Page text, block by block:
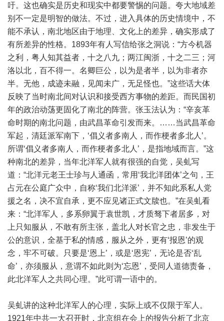
吁。这也确实是历史和现实中都要警惕的问题。夸大地域差
别不一定是明智的做法。不过，进入具体的历史情境中，不
能不承认，南北地区由于地理、文化上的差异，确实形成了
有所差异的性格。1893年有人写信给张之洞说：“方今机器
之利，粤人知其益者，十之八九；两江闽浙，十之二三；河
洛以北，百不得一。名卿巨公，以为是者半，以为非者亦
半。无他，成迹未融，见闻未广，无足怪也。”这些话大体
反映了当时南北间对认识和接受西方事物的差距。而民国初
年的政治动荡更固化了南北的阵营。张玉法认为：“辛亥革
命时期的南北问题，由武昌革命引发而来。……当武昌革命
军起，清廷派军南下，‘倡义者多南人，而作梗者多北人’。
所谓‘倡义者多南人，而作梗者多北人’，是指地域而言。”这
种南北的差异，当年北洋军人就有很强的自觉，吴虬写
道：“北洋元老王士珍与人通函，常用‘我北洋团体’之句，王
占元在公庭广众中，自称‘我们北洋派’，并不知此系私人党
援之名，决不宜自承，更不应见诸正式文牍也。”在吴虬看
来：“北洋军人，多系卵翼于袁世凯，才质驽下者居多，对
上只知服从，不敢有所主张，盖北人对长官之忠，非发生于
公的意识，全基于私的情感，服从之外，更有‘报恩’的观
念，牢不可破。只要是‘恩上’，或是‘恩宪’，无论是否‘乱
命’，亦须服从，意谓不如此则为‘忘恩’，受同人道德责备，
此北洋军人之共同心理。”此可谓一语中的。
吴虬讲的这种北洋军人的心理，实际上或不仅限于军人。
1921年中共一大召开时，北京组在会上的报告分析了北京